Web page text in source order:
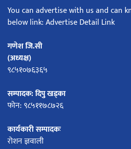
You can advertise with us and can
below link: Advertise Detail Link
गणेश जि.सी
(अध्यक्ष)
९८५१०७६३६५
सम्पादक: दिपु खड्का
फोन: ९८५११७८७२६
कार्यकारी सम्पादकः
रोशन ज्ञवाली